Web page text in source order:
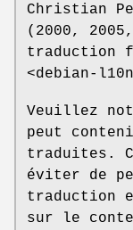
Christian
(2000,
traduction
<debian-
Veuillez
peut
traduites.
éviter de
traduction
sur le